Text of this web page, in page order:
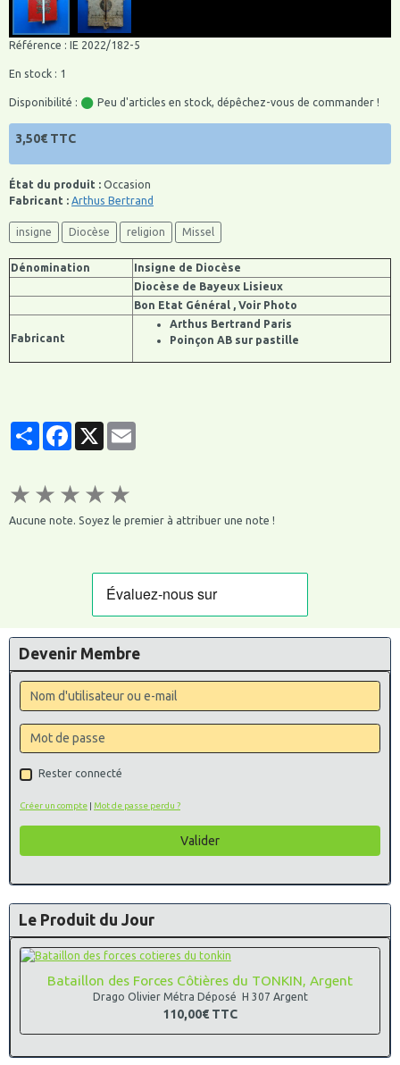
Référence : IE 2022/182-5
En stock : 1
Disponibilité : Peu d'articles en stock, dépêchez-vous de commander !
3,50€ TTC
État du produit : Occasion
Fabricant : Arthus Bertrand
insigne Diocèse religion Missel
Dénomination
Insigne de Diocèse
Diocèse de Bayeux Lisieux
Bon Etat Général , Voir Photo
Fabricant
Arthus Bertrand Paris
Poinçon AB sur pastille
PartagerFacebook
★ ★ ★ ★ ★
Aucune note. Soyez le premier à attribuer une note !
Devenir Membre
Rester connecté
Créer un compte | Mot de passe perdu ?
Valider
Le Produit du Jour
Bataillon des Forces Côtières du TONKIN, Argent
Drago Olivier Métra Déposé H 307 Argent
110,00€ TTC